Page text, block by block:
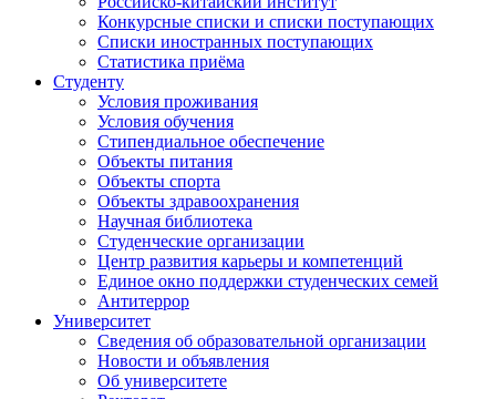
Конкурсные списки и списки поступающих
Списки иностранных поступающих
Статистика приёма
Студенту
Условия проживания
Условия обучения
Стипендиальное обеспечение
Объекты питания
Объекты спорта
Объекты здравоохранения
Научная библиотека
Студенческие организации
Центр развития карьеры и компетенций
Единое окно поддержки студенческих семей
Антитеррор
Университет
Сведения об образовательной организации
Новости и объявления
Об университете